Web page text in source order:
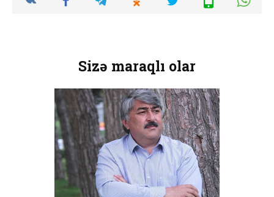
Sizə maraqlı olar